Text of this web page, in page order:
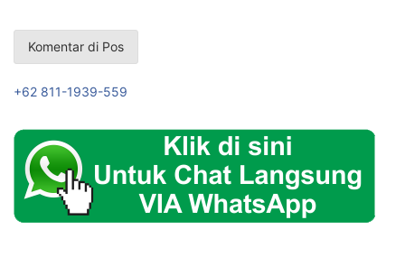
+62 811-1939-559